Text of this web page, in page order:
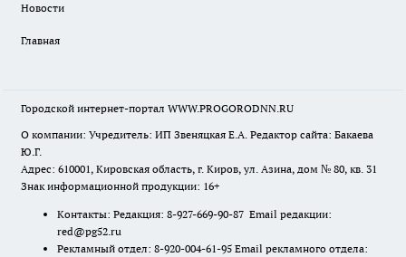
Новости
Главная
Городской интернет-портал WWW.PROGORODNN.RU
О компании: Учредитель: ИП Звеняцкая Е.А. Редактор сайта: Бакаева
Ю.Г.
Адрес: 610001, Кировская область, г. Киров, ул. Азина, дом № 80, кв. 31
Знак информационной продукции: 16+
Контакты: Редакция: 8-927-669-90-87 Email редакции:
red@pg52.ru
Рекламный отдел: 8-920-004-61-95 Email рекламного отдела: